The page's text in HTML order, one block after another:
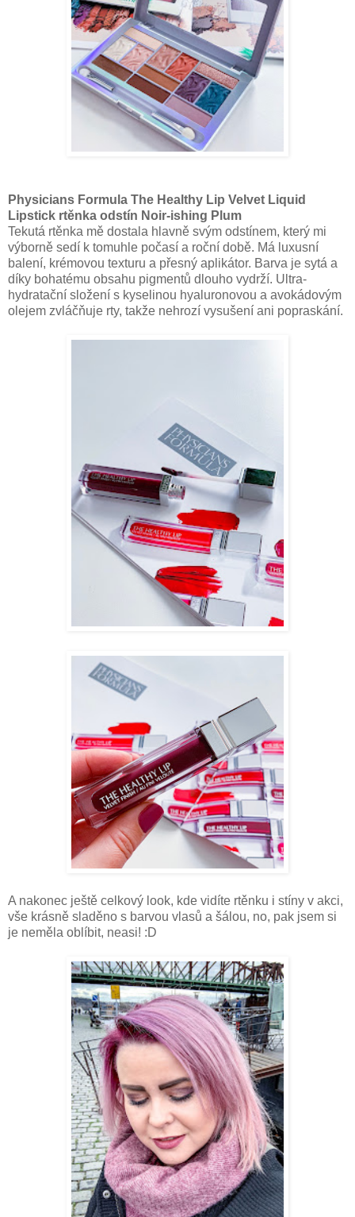
Physicians Formula The Healthy Lip Velvet Liquid
Lipstick rtěnka odstín Noir-ishing Plum
Tekutá rtěnka mě dostala hlavně svým odstínem, který mi
výborně sedí k tomuhle počasí a roční době. Má luxusní
balení, krémovou texturu a přesný aplikátor. Barva je sytá a
díky bohatému obsahu pigmentů dlouho vydrží. Ultra-
hydratační složení s kyselinou hyaluronovou a avokádovým
olejem zvláčňuje rty, takže nehrozí vysušení ani popraskání.
A nakonec ještě celkový look, kde vidíte rtěnku i stíny v akci,
vše krásně sladěno s barvou vlasů a šálou, no, pak jsem si
je neměla oblíbit, neasi! :D